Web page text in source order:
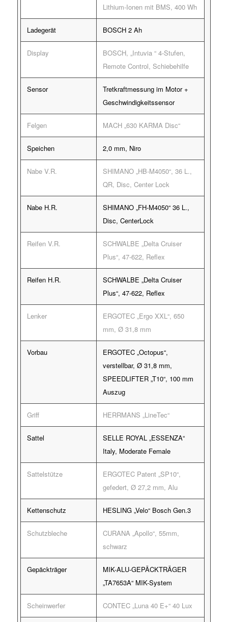
Lithium-Ionen mit BMS, 400 Wh
Ladegerät BOSCH 2 Ah
Display
BOSCH, „Intuvia “ 4-Stufen,
Remote Control, Schiebehilfe
Sensor
Tretkraftmessung im Motor +
Geschwindigkeitssensor
Felgen MACH „630 KARMA Disc“
Speichen 2,0 mm, Niro
Nabe V.R.
SHIMANO „HB-M4050“, 36 L.,
QR, Disc, Center Lock
Nabe H.R.
SHIMANO „FH-M4050“ 36 L.,
Disc, CenterLock
Reifen V.R.
SCHWALBE „Delta Cruiser
Plus“, 47-622, Reflex
Reifen H.R.
SCHWALBE „Delta Cruiser
Plus“, 47-622, Reflex
Lenker
ERGOTEC „Ergo XXL“, 650
mm, Ø 31,8 mm
Vorbau
ERGOTEC „Octopus“,
verstellbar, Ø 31,8 mm,
SPEEDLIFTER „T10“, 100 mm
Auszug
Griff HERRMANS „LineTec“
Sattel
SELLE ROYAL „ESSENZA“
Italy, Moderate Female
Sattelstütze
ERGOTEC Patent „SP10“,
gefedert, Ø 27,2 mm, Alu
Kettenschutz HESLING „Velo“ Bosch Gen.3
Schutzbleche
CURANA „Apollo“, 55mm,
schwarz
Gepäckträger
MIK-ALU-GEPÄCKTRÄGER
„TA7653A“ MIK-System
Scheinwerfer CONTEC „Luna 40 E+“ 40 Lux